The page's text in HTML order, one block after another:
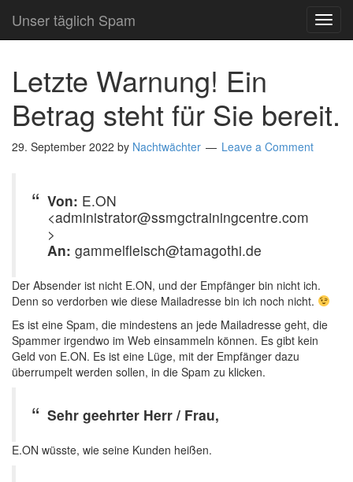
Unser täglich Spam
Letzte Warnung! Ein
Betrag steht für Sie bereit.
29. September 2022 by Nachtwächter Leave a Comment
Von: E.ON
<administrator@ssmgctrainingcentre.com
>
An: gammelfleisch@tamagothi.de
Der Absender ist nicht E.ON, und der Empfänger bin nicht ich.
Denn so verdorben wie diese Mailadresse bin ich noch nicht.
Es ist eine Spam, die mindestens an jede Mailadresse geht, die
Spammer irgendwo im Web einsammeln können. Es gibt kein
Geld von E.ON. Es ist eine Lüge, mit der Empfänger dazu
überrumpelt werden sollen, in die Spam zu klicken.
Sehr geehrter Herr / Frau,
E.ON wüsste, wie seine Kunden heißen.